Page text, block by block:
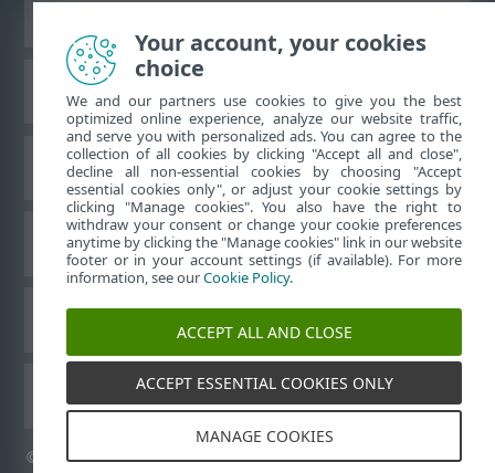
Baza de cunoştinţe ESET
Forum ESET
Asistenţă regională
Alte produse ESET
© 1992-2026ESET, spol. s r.o. - Toate drepturile rezervate.
Your account, your cookies
choice
We and our partners use cookies to give you the best
optimized online experience, analyze our website traffic,
and serve you with personalized ads. You can agree to the
collection of all cookies by clicking "Accept all and close",
decline all non-essential cookies by choosing "Accept
essential cookies only", or adjust your cookie settings by
clicking "Manage cookies". You also have the right to
withdraw your consent or change your cookie preferences
anytime by clicking the "Manage cookies" link in our website
footer or in your account settings (if available). For more
information, see ourCookie Policy.
ACCEPT ALL AND CLOSE
ACCEPT ESSENTIAL COOKIES ONLY
MANAGE COOKIES